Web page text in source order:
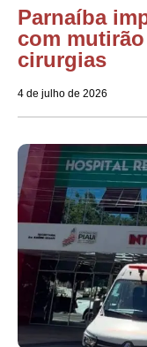
Parnaíba
com
cirurgias
4 de julho de 2026